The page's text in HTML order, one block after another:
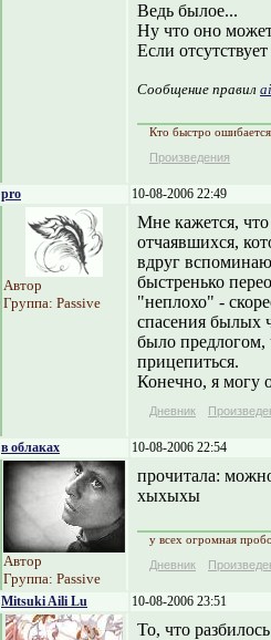
Ведь былое...
Ну что оно
Если
Сообщение правил
Кто быстро
Произведения
pro 10-08-2006 22:49
Автор
Группа: Passive
Мне кажется,
отчаявшихся,
вдруг
быстренько
"неплохо" -
спасения былых
было предлогом,
прицепиться.
Конечно, я могу
Дневник
в облаках 10-08-2006 22:54
Автор
Группа: Passive
прочитала:
хыхыхы
у всех огромная
Дневник
Mitsuki Aili Lu 10-08-2006 23:51
То, что